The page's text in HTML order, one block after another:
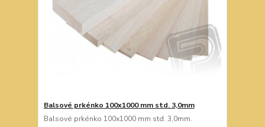
Balsové prkénko 100x1000 mm std. 3,0mm
Balsové prkénko 100x1000 mm std. 3,0mm.